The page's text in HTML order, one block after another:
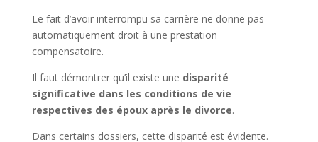
Le fait d’avoir interrompu sa carrière ne donne pas
automatiquement droit à une prestation
compensatoire.
Il faut démontrer qu’il existe une disparité
significative dans les conditions de vie
respectives des époux après le divorce.
Dans certains dossiers, cette disparité est évidente.